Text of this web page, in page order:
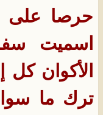
حرصا على
اسميت
الأكوان كل
ترك ما